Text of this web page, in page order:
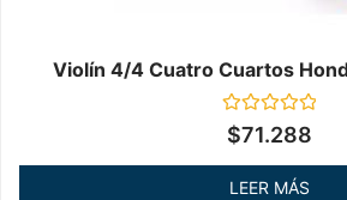
Violín 4/4 Cuatro Cuartos
Valorado
en
de
$71.288
LEER MÁS